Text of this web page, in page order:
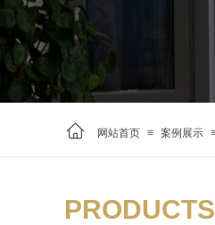
网站首页 ≡ 案例展示